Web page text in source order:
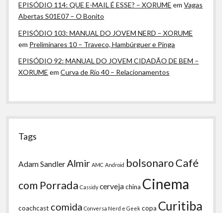
EPISÓDIO 114: QUE E-MAIL É ESSE? – XORUME emVagas
Abertas S01E07 – O Bonito
EPISÓDIO 103: MANUAL DO JOVEM NERD – XORUME
em Preliminares 10 – Traveco, Hambúrguer e Pinga
EPISÓDIO 92: MANUAL DO JOVEM CIDADÃO DE BEM –
XORUME emCurva de Rio 40 – Relacionamentos
Tags
Adam Sandler Almir AMC Android bolsonaroCafé
com Porrada Cassidy cervejachina Cinema
coachcast comida Conversa Nerd e Geek copa Curitiba